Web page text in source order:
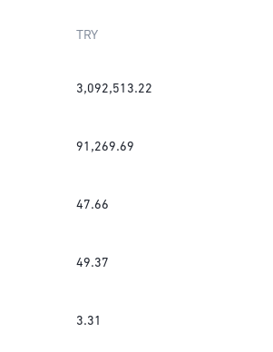
TRY
3,092,513.22
91,269.69
47.66
49.37
3.31